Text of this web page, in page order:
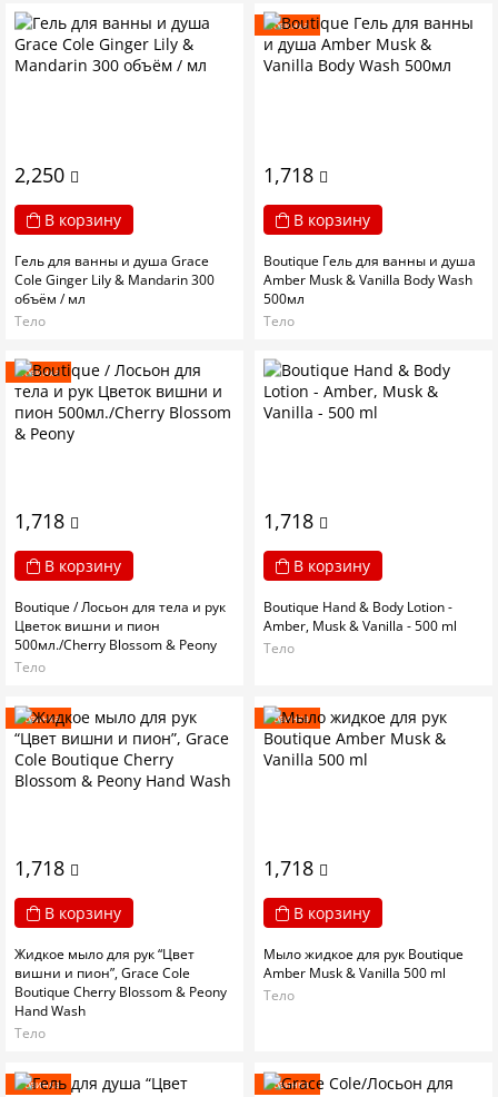
2,250
В корзину
Гель для ванны и душа Grace
Cole Ginger Lily & Mandarin 300
объём / мл
Тело
Новинка
1,718
В корзину
Boutique Гель для ванны и душа
Amber Musk & Vanilla Body Wash
500мл
Тело
Новинка
1,718
В корзину
Boutique / Лосьон для тела и рук
Цветок вишни и пион
500мл./Cherry Blossom & Peony
Тело
1,718
В корзину
Boutique Hand & Body Lotion -
Amber, Musk & Vanilla - 500 ml
Тело
Новинка
1,718
В корзину
Жидкое мыло для рук “Цвет
вишни и пион”, Grace Cole
Boutique Cherry Blossom & Peony
Hand Wash
Тело
Новинка
1,718
В корзину
Мыло жидкое для рук Boutique
Amber Musk & Vanilla 500 ml
Тело
Новинка
Новинка